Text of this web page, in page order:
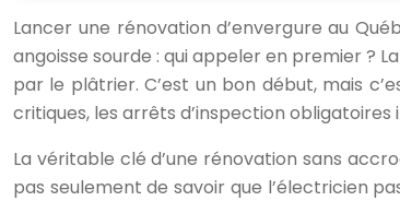
Lancer une rénovation d’envergure au
angoisse sourde : qui appeler en premier ?
par le plâtrier. C’est un bon début, mais
critiques, les arrêts d’inspection
La véritable clé d’une rénovation sans
pas seulement de savoir que l’électricien